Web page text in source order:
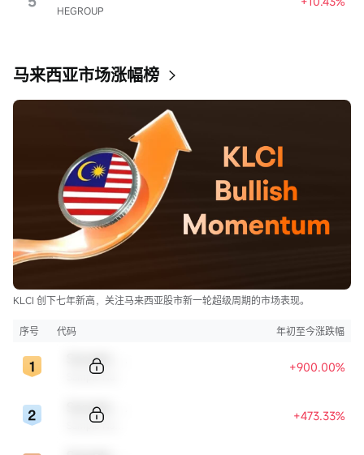
HEGROUP
马来西亚市场涨幅榜
KLCI 创下七年新高，关注马来西亚股市新一轮超级周期的市场表现。
序号 代码 年初至今涨跌幅
+900.00%
+473.33%